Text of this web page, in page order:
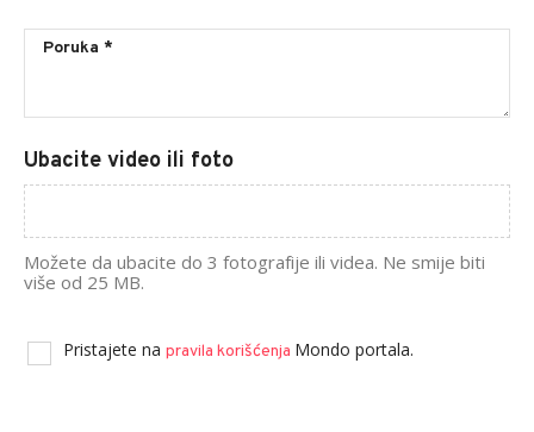
Ubacite video ili foto
Možete da ubacite do 3 fotografije ili videa. Ne smije biti
više od 25 MB.
Pristajete na pravila korišćenja Mondo portala.